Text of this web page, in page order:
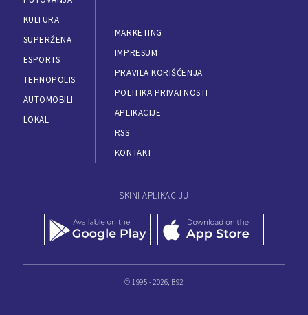
KULTURA
SUPERŽENA
ESPORTS
TEHNOPOLIS
AUTOMOBILI
LOKAL
MARKETING
IMPRESUM
PRAVILA KORIŠĆENJA
POLITIKA PRIVATNOSTI
APLIKACIJE
RSS
KONTAKT
SKINI APLIKACIJU
© 1995 - 2026, B92